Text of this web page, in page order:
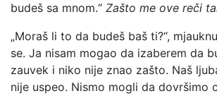
budeš sa mnom.“ Zašto me ove reči
„Moraš li to da budeš baš ti?“,
se. Ja nisam mogao da izaberem da
zauvek i niko nije znao zašto. Naš
nije uspeo. Nismo mogli da dovršimo